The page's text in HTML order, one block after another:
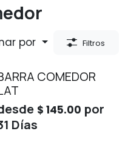
por Filtros
COMEDOR
$ 145.00 por
Días